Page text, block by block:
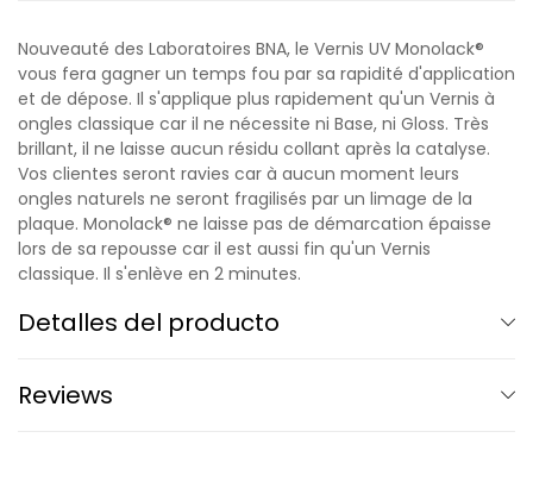
Nouveauté des Laboratoires BNA, le Vernis UV Monolack®
vous fera gagner un temps fou par sa rapidité d'application
et de dépose. Il s'applique plus rapidement qu'un Vernis à
ongles classique car il ne nécessite ni Base, ni Gloss. Très
brillant, il ne laisse aucun résidu collant après la catalyse.
Vos clientes seront ravies car à aucun moment leurs
ongles naturels ne seront fragilisés par un limage de la
plaque. Monolack® ne laisse pas de démarcation épaisse
lors de sa repousse car il est aussi fin qu'un Vernis
classique. Il s'enlève en 2 minutes.
Detalles del producto
Reviews